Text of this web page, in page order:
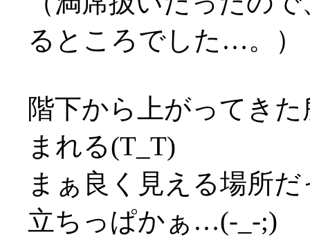
るところでした…。）
階下から上がってき
まれる(T_T)
まぁ良く見える場所
立ちっぱかぁ…(-_-;)